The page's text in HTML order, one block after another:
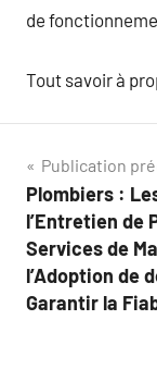
de
Tout savoir à
de
l’article
Publication
Plombiers :
l’Entretien de
Services de
l’Adoption de
Garantir la